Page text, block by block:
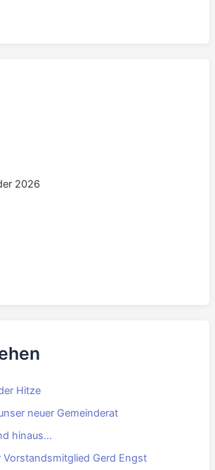
2026
Hitze
neuer Gemeinderat
hinaus…
Vorstandsmitglied Gerd Engst